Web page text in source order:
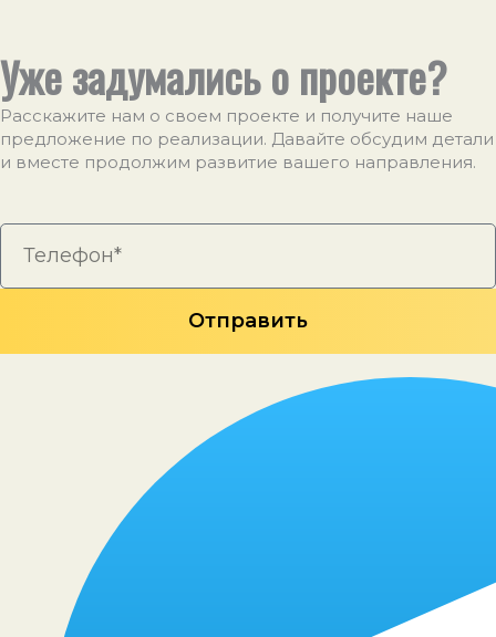
Уже задумались о проекте?
Расскажите нам о своем проекте и получите наше
предложение по реализации. Давайте обсудим детали
и вместе продолжим развитие вашего направления.
Отправить